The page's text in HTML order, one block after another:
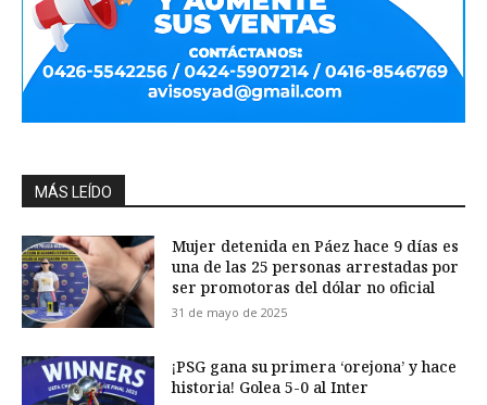
MÁS LEÍDO
Mujer detenida en Páez hace 9 días es
una de las 25 personas arrestadas por
ser promotoras del dólar no oficial
31 de mayo de 2025
¡PSG gana su primera ‘orejona’ y hace
historia! Golea 5-0 al Inter